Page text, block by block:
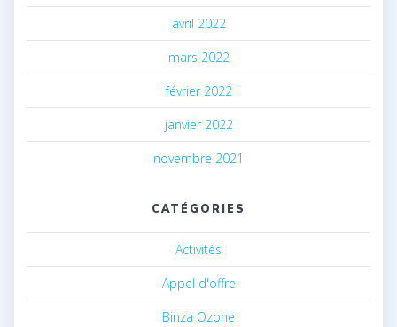
avril 2022
mars 2022
février 2022
janvier 2022
novembre 2021
CATÉGORIES
Activités
Appel d'offre
Binza Ozone